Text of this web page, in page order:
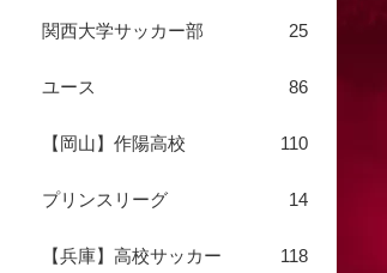
関西大学サッカー部 25
ユース 86
【岡山】作陽高校 110
プリンスリーグ 14
【兵庫】高校サッカー 118